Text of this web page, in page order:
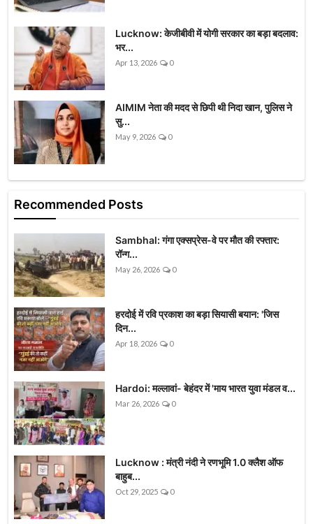
Lucknow: केजीबीवी में योगी सरकार का बड़ा बदलाव:
भर...
Apr 13, 2026 0
AIMIM नेता की मदद से छिपी थी निदा खान, पुलिस ने
सु...
May 9, 2026 0
Recommended Posts
Sambhal: गंगा एक्सप्रेस-वे पर मौत की रफ्तार:
रॉन्ग...
May 26, 2026 0
हरदोई में रवि प्रकाश का बड़ा सियासी बयान: 'जिस
दिन...
Apr 18, 2026 0
Hardoi: मल्लावां- बेहंदर में 'माय भारत युवा मंडल व...
Mar 26, 2026 0
Lucknow : मंत्री नंदी ने रणभूमि 1.0 क्लैश ऑफ
बाहुब...
Oct 29, 2025 0